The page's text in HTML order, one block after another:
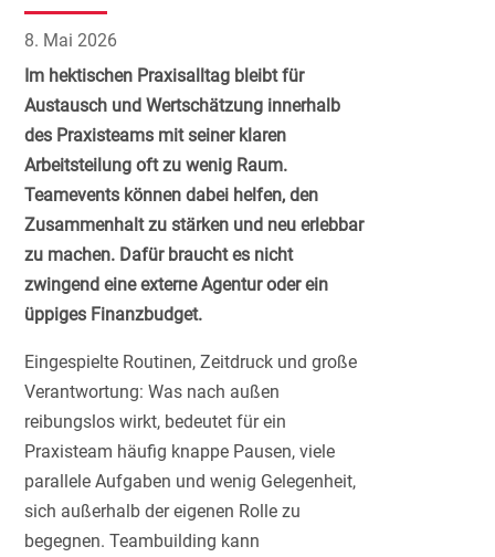
8. Mai 2026
Im hektischen Praxisalltag bleibt für
Austausch und Wertschätzung innerhalb
des Praxisteams mit seiner klaren
Arbeitsteilung oft zu wenig Raum.
Teamevents können dabei helfen, den
Zusammenhalt zu stärken und neu erlebbar
zu machen. Dafür braucht es nicht
zwingend eine externe Agentur oder ein
üppiges Finanzbudget.
Eingespielte Routinen, Zeitdruck und große
Verantwortung: Was nach außen
reibungslos wirkt, bedeutet für ein
Praxisteam häufig knappe Pausen, viele
parallele Aufgaben und wenig Gelegenheit,
sich außerhalb der eigenen Rolle zu
begegnen. Teambuilding kann